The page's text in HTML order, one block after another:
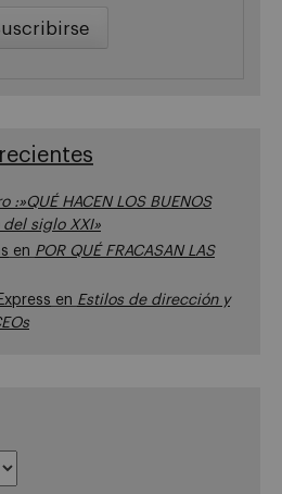
:»QUÉ HACEN LOS BUENOS
del siglo XXI»
en POR QUÉ FRACASAN LAS
en Estilos de dirección y